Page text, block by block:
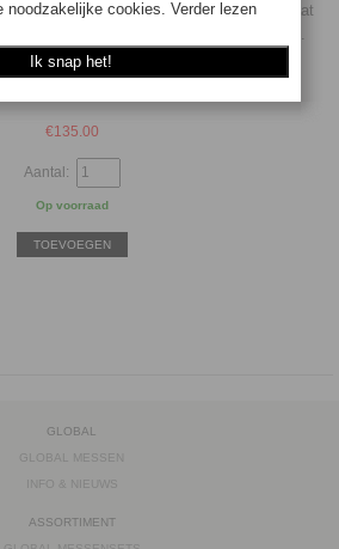
het lemmet. Voordeel is dat er lucht ontstaat
zodat er minder kleefvorming ontstaat.
informatie zie info & nieuws
€135.00
Aantal:
Op voorraad
TOEVOEGEN
GLOBAL
GLOBAL MESSEN
INFO & NIEUWS
ASSORTIMENT